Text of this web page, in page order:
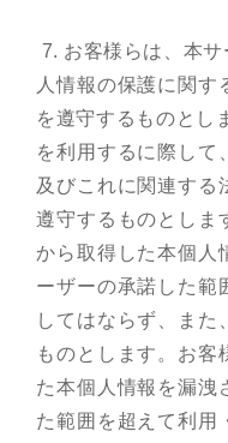
7. お客様らは、本
人情報の保護に関
を遵守するものとし
を利用するに際して
及びこれに関連する
遵守するものとしま
から取得した本個人
ーザーの承諾した範
してはならず、また
ものとします。お客
た本個人情報を漏洩
た範囲を超えて利用